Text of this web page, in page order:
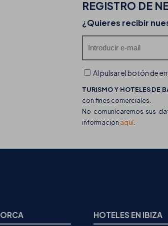
las food trucks de THB hotels
REGISTRO DE
¿Quieres recibir
Al pulsar el botón de
TURISMO Y HOTELES DE
con fines comerciales.
No comunicaremos sus
información aquí
HOTELES EN IBIZA